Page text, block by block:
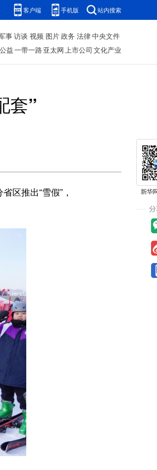
客户端 手机版 站内搜索
事访谈 视频 图片政务 法律中央文件
公益一带一路 亚太网上市公司 文化产业
套”
区推出“雪假”，